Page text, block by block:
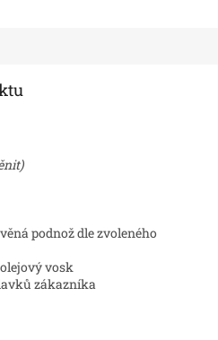
podnož dle zvoleného
vosk
zákazníka